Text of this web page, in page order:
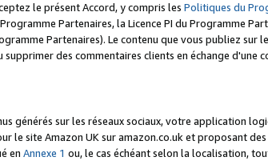
le présent Accord, y compris les Politiques du
Partenaires, la Licence PI du Programme
Partenaires). Le contenu que vous publiez sur
des commentaires clients en échange d'une
générés sur les réseaux sociaux, votre application
site Amazon UK sur amazon.co.uk et proposant
en Annexe 1 ou, le cas échéant selon la localisation,